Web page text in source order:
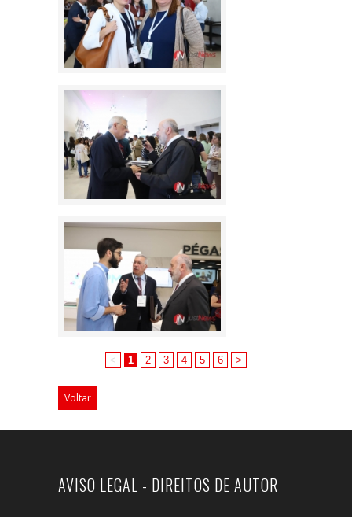
< 1 2 3 4 5 6 >
Voltar
AVISO LEGAL - DIREITOS DE AUTOR